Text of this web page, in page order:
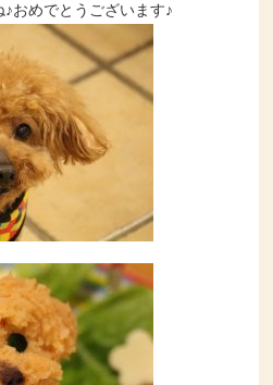
おめでとうございます♪